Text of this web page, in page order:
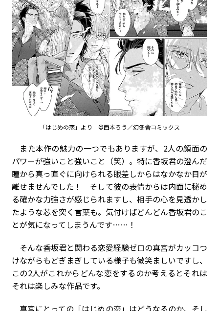
「はじめの恋」より ©西本ろう／幻冬舎コミックス
また本作の魅力の一つでもありますが、2人の顔面の
パワーが強いこと強いこと（笑）。特に香坂君の澄んだ
瞳から真っ直ぐに向けられる眼差しからはなかなか目が
離せませんでした！ そして彼の表情からは内面に秘め
る確かな力強さが感じられますし、相手の心を見透かし
たような芯を突く言葉も。気付けばどんどん香坂君のこ
とが気になってしまうんです……！
そんな香坂君と関わる恋愛経験ゼロの真宮がカッコつ
けながらもどぎまぎしている様子も微笑ましいですし、
この2人がこれからどんな恋をするのか考えるとそれは
それは楽しみな作品です。
真宮にとっての「はじめの恋」はどうなるのか、そし